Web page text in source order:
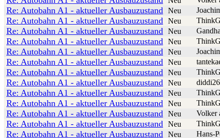
Re: Autobahn A1 - aktueller Ausbauzustand Neu
Re: Autobahn A1 - aktueller Ausbauzustand Neu
Re: Autobahn A1 - aktueller Ausbauzustand Neu
Re: Autobahn A1 - aktueller Ausbauzustand Neu
Re: Autobahn A1 - aktueller Ausbauzustand Neu
Re: Autobahn A1 - aktueller Ausbauzustand Neu
Re: Autobahn A1 - aktueller Ausbauzustand Neu
Re: Autobahn A1 - aktueller Ausbauzustand Neu diddi26
Re: Autobahn A1 - aktueller Ausbauzustand Neu
Re: Autobahn A1 - aktueller Ausbauzustand Neu
Re: Autobahn A1 - aktueller Ausbauzustand Neu Volker
Re: Autobahn A1 - aktueller Ausbauzustand Neu
Re: Autobahn A1 - aktueller Ausbauzustand Neu Hans-